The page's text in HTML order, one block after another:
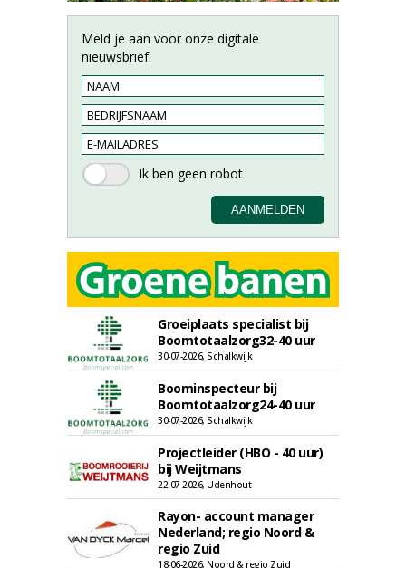
Meld je aan voor onze digitale
nieuwsbrief.
Groeiplaats specialist bij
Boomtotaalzorg32-40 uur
30-07-2026, Schalkwijk
Boominspecteur bij
Boomtotaalzorg24-40 uur
30-07-2026, Schalkwijk
Projectleider (HBO - 40 uur)
bij Weijtmans
22-07-2026, Udenhout
Rayon- account manager
Nederland; regio Noord &
regio Zuid
18-06-2026, Noord & regio Zuid